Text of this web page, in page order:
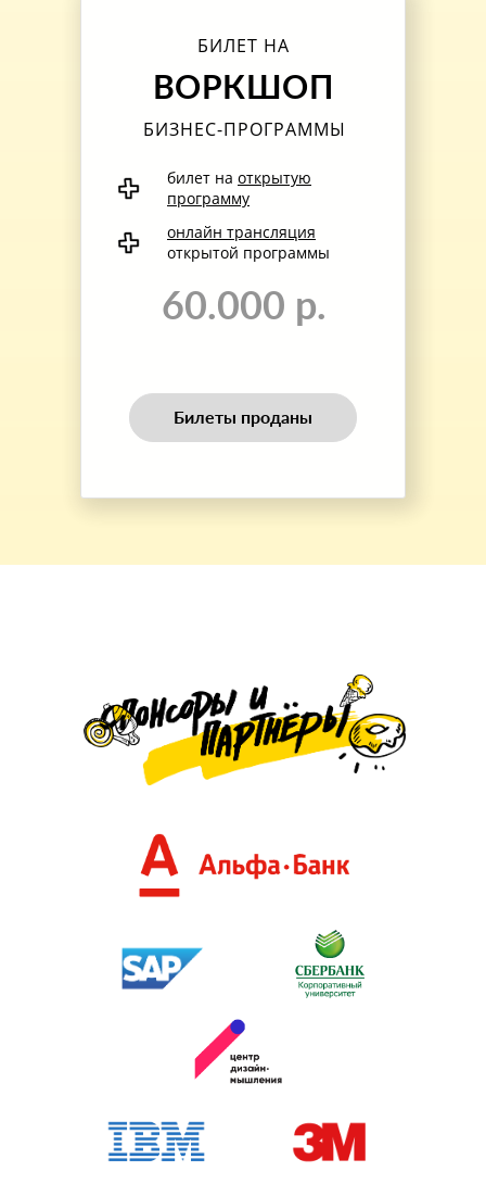
Билеты проданы
ВОРКШОП
онлайн трансляция
открытой программы
БИЛЕТ НА
БИЗНЕС-ПРОГРАММЫ
билет на открытую
программу
60.000 р.